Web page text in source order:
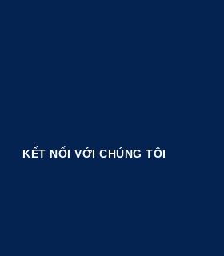
KẾT NỐI VỚI CHÚNG TÔI